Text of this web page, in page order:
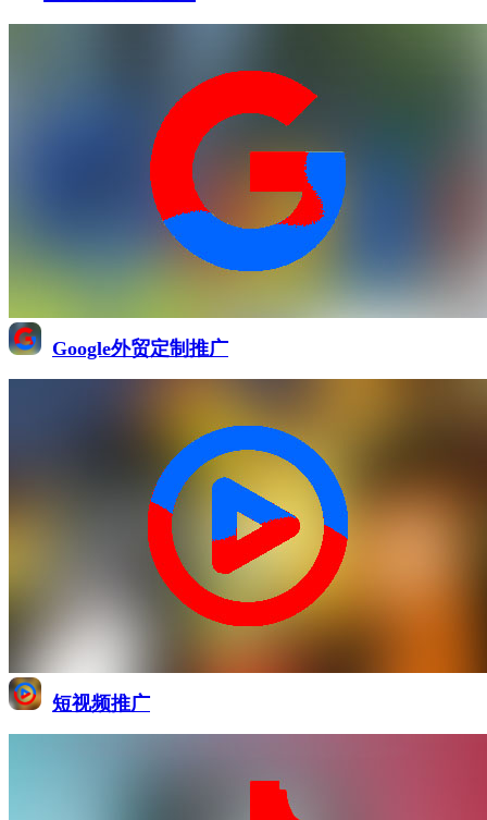
Google外贸定制推广
短视频推广